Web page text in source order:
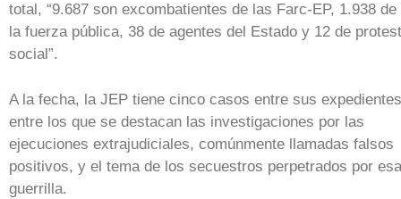
total, “9.687 son excombatientes de las Farc-EP, 1.938 de
la fuerza pública, 38 de agentes del Estado y 12 de
social”.
A la fecha, la JEP tiene cinco casos entre sus
entre los que se destacan las investigaciones por las
ejecuciones extrajudiciales, comúnmente llamadas falsos
positivos, y el tema de los secuestros perpetrados por esa
guerrilla.